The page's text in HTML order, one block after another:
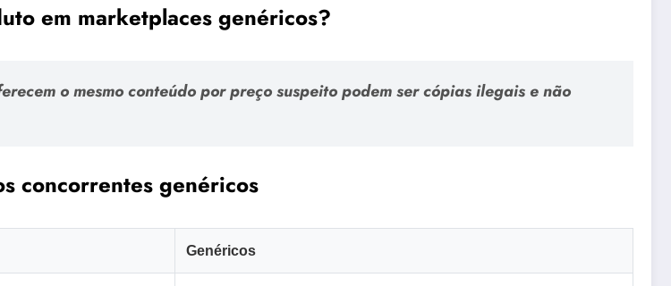
em marketplaces genéricos?
o mesmo conteúdo por preço suspeito podem ser cópias ilegais e não
concorrentes genéricos
Genéricos